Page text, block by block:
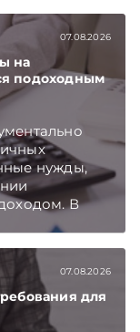
в
на
экономике
07.08.2026
на
подоходным
нужды,
В
агент
МНС.
07.08.2026
для